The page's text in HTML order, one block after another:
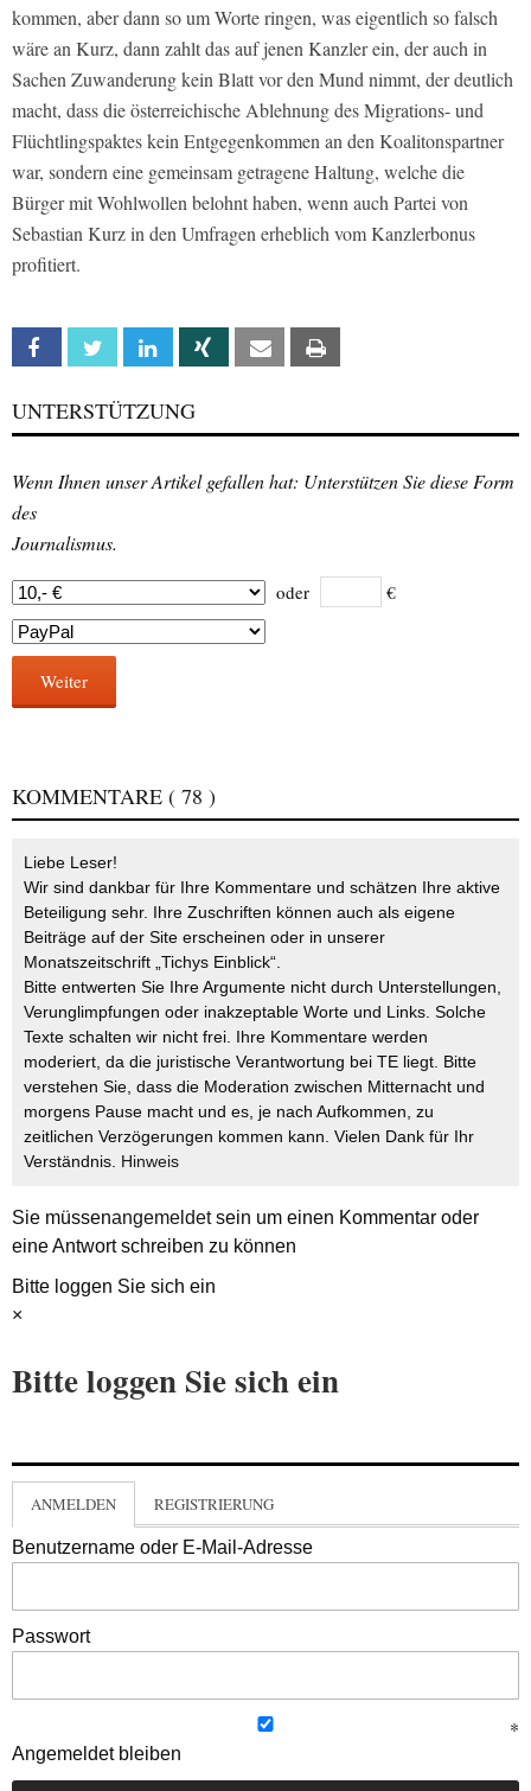
kommen, aber dann so um Worte ringen, was eigentlich so falsch
wäre an Kurz, dann zahlt das auf jenen Kanzler ein, der auch in
Sachen Zuwanderung kein Blatt vor den Mund nimmt, der deutlich
macht, dass die österreichische Ablehnung des Migrations- und
Flüchtlingspaktes kein Entgegenkommen an den Koalitonspartner
war, sondern eine gemeinsam getragene Haltung, welche die
Bürger mit Wohlwollen belohnt haben, wenn auch Partei von
Sebastian Kurz in den Umfragen erheblich vom Kanzlerbonus
profitiert.
Facebook Twitter Linkedin Xing Email
UNTERSTÜTZUNG
Wenn Ihnen unser Artikel gefallen hat: Unterstützen Sie diese Form
des
Journalismus.
oder €
Weiter
KOMMENTARE ( 78 )
Liebe Leser!
Wir sind dankbar für Ihre Kommentare und schätzen Ihre aktive
Beteiligung sehr. Ihre Zuschriften können auch als eigene
Beiträge auf der Site erscheinen oder in unserer
Monatszeitschrift „Tichys Einblick“.
Bitte entwerten Sie Ihre Argumente nicht durch Unterstellungen,
Verunglimpfungen oder inakzeptable Worte und Links. Solche
Texte schalten wir nicht frei. Ihre Kommentare werden
moderiert, da die juristische Verantwortung bei TE liegt. Bitte
verstehen Sie, dass die Moderation zwischen Mitternacht und
morgens Pause macht und es, je nach Aufkommen, zu
zeitlichen Verzögerungen kommen kann. Vielen Dank für Ihr
Verständnis. Hinweis
Sie müssenangemeldetsein um einen Kommentar oder
eine Antwort schreiben zu können
Bitte loggen Sie sich ein
×
Bitte loggen Sie sich ein
ANMELDEN REGISTRIERUNG
Benutzername oder E-Mail-Adresse
Passwort
Angemeldet bleiben